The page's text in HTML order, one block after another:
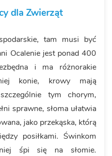
dla Zwierząt
tam musi być
Ocalenie jest ponad 400
i ma różnorakie
konie, krowy mają
tym chorym,
sprawne, słoma ułatwia
jako przekąska, którą
posiłkami. Świnkom
śpi się na słomie.